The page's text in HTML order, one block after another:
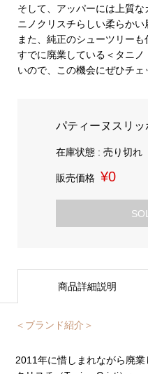
そして、アッパーには上質
ニノクリスチらしい柔らかい
また、純正のシューツリーも
すでに廃業している＜タニ
いので、この機会にぜひチェ
パティーヌスリッ
在庫状態 : 売り切れ
販売価格 ¥0
商品詳細説明
＜ブランド紹介＞
2011年に惜しまれながら廃